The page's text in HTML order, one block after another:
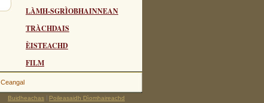
LÀMH-SGRÌOBHAINNEAN
TRÀCHDAIS
ÈISTEACHD
FILM
Ceangal
Buidheachas Poileasaidh Dìomhaireachd